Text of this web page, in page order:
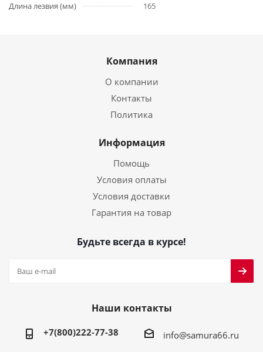
Длина лезвия (мм)
165
Компания
О компании
Контакты
Политика
Информация
Помощь
Условия оплаты
Условия доставки
Гарантия на товар
Будьте всегда в курсе!
Наши контакты
+7(800)222-77-38 info@samura66.ru